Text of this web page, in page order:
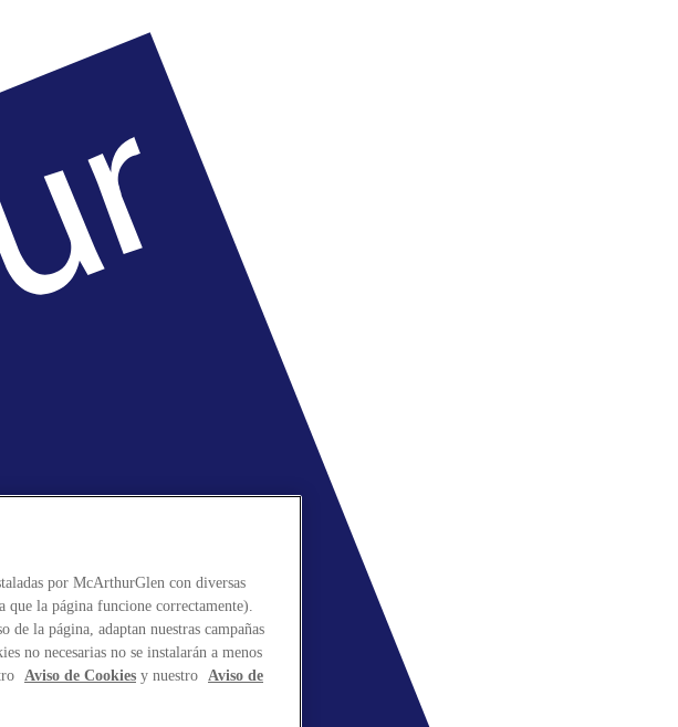
por McArthurGlen con diversas
que la página funcione correctamente).
de la página, adaptan nuestras campañas
no necesarias no se instalarán a menos
Aviso de Cookies y nuestro Aviso de